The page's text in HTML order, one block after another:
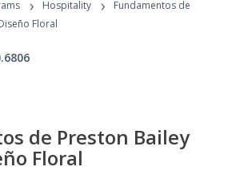
Programs
› Hospitality ›
Fundamentos de
Floral
de Preston Bailey
Floral